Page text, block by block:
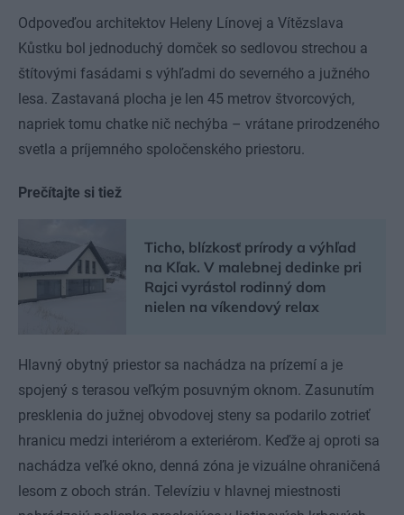
Odpoveďou architektov Heleny Línovej a Vítězslava
Kůstku bol jednoduchý domček so sedlovou strechou a
štítovými fasádami s výhľadmi do severného a južného
lesa. Zastavaná plocha je len 45 metrov štvorcových,
napriek tomu chatke nič nechýba – vrátane prirodzeného
svetla a príjemného spoločenského priestoru.
Prečítajte si tiež
Ticho, blízkosť prírody a výhľad
na Kľak. V malebnej dedinke pri
Rajci vyrástol rodinný dom
nielen na víkendový relax
Hlavný obytný priestor sa nachádza na prízemí a je
spojený s terasou veľkým posuvným oknom. Zasunutím
presklenia do južnej obvodovej steny sa podarilo zotrieť
hranicu medzi interiérom a exteriérom. Keďže aj oproti sa
nachádza veľké okno, denná zóna je vizuálne ohraničená
lesom z oboch strán. Televíziu v hlavnej miestnosti